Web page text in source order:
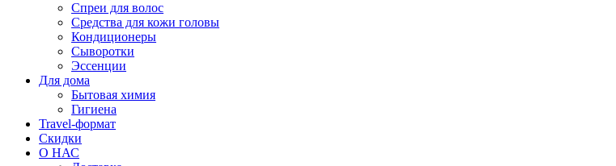
Спреи для волос
Средства для кожи головы
Кондиционеры
Сыворотки
Эссенции
Для дома
Бытовая химия
Гигиена
Travel-формат
Скидки
О НАС